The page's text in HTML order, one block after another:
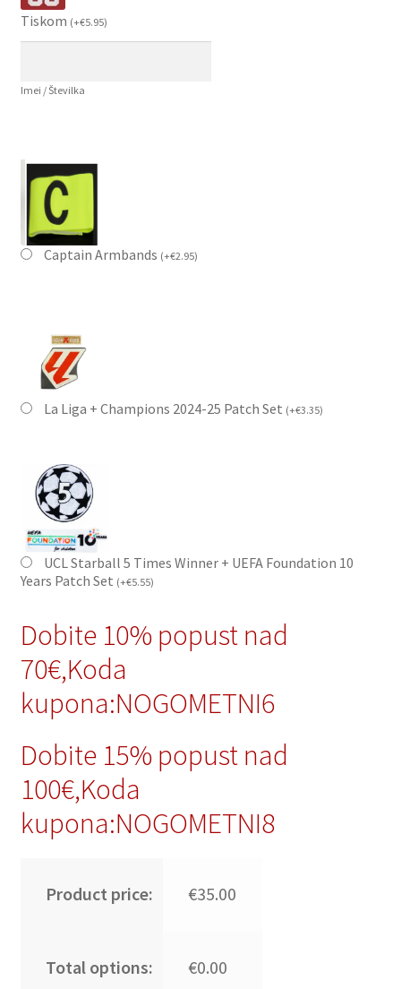
Tiskom (+€5.95)
Imei / Številka
Captain Armbands (+€2.95)
La Liga + Champions 2024-25 Patch Set (+€3.35)
UCL Starball 5 Times Winner + UEFA Foundation 10
Years Patch Set (+€5.55)
Dobite 10% popust nad
70€,Koda
kupona:NOGOMETNI6
Dobite 15% popust nad
100€,Koda
kupona:NOGOMETNI8
Product price: €35.00
Total options: €0.00